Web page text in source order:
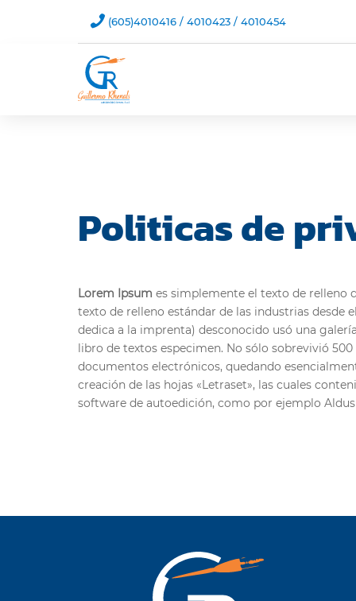
 (605)4010416 / 4010423 / 4010454
Politicas de
Lorem Ipsum es simplemente el texto de relleno
texto de relleno estándar de las industrias desde
dedica a la imprenta) desconocido usó una
libro de textos especimen. No sólo sobrevivió
documentos electrónicos, quedando
creación de las hojas «Letraset», las cuales
software de autoedición, como por ejemplo